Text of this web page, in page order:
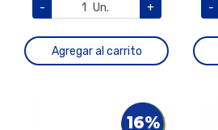
-
Un. +
Agregar al carrito
-
16%